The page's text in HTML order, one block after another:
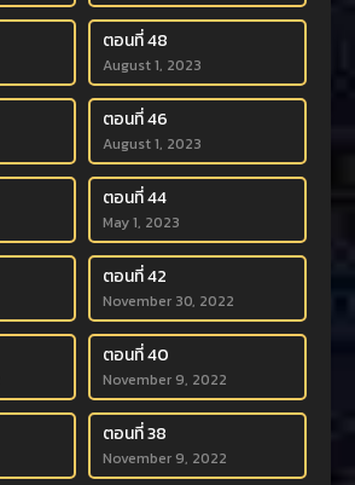
ตอนที่ 48
August 1, 2023
ตอนที่ 46
August 1, 2023
ตอนที่ 44
May 1, 2023
ตอนที่ 42
November 30, 2022
ตอนที่ 40
November 9, 2022
ตอนที่ 38
November 9, 2022